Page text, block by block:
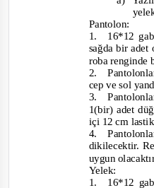
Pantolon:
1. 16*12
sağda bir adet
roba renginde
2.
cep ve sol
3.
1(bir) adet
içi 12 cm
4.
dikilecektir.
uygun
Yelek:
1. 16*12